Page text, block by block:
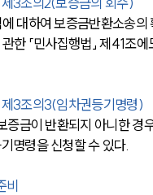
대하여 보증금반환소송의
한 「민사집행법」 제41조
3조의3(임차권등기명령)
금이 반환되지 아니한 경
명령을 신청할 수 있다.
비